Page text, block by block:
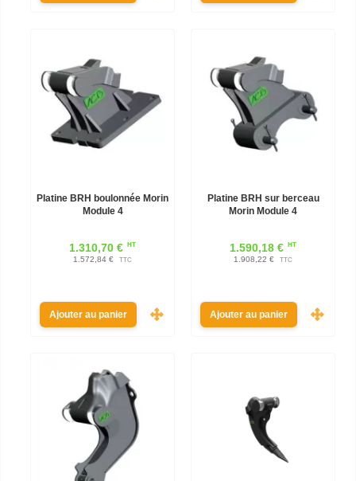
Platine BRH boulonnée Morin
Module 4
1.310,70 € HT
1.572,84 € TTC
Ajouter au panier
Platine BRH sur berceau
Morin Module 4
1.590,18 € HT
1.908,22 € TTC
Ajouter au panier